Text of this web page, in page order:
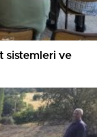
sistemleri ve